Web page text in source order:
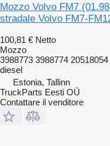
Mozzo Volvo FM7
stradale Volvo FM7-
100,81 € Netto
Mozzo
3988773 3988774
diesel
Estonia, Tallinn
TruckParts Eesti OÜ
Contattare il venditore